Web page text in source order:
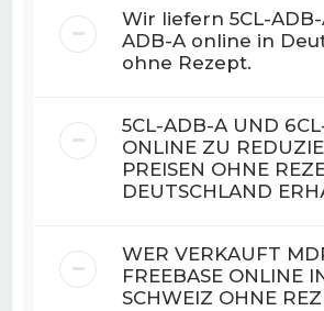
Wir liefern 5CL-
ADB-A online in
ohne Rezept.
5CL-ADB-A UND
ONLINE ZU
PREISEN OHNE
DEUTSCHLAND
WER VERKAUFT
FREEBASE ONLINE
SCHWEIZ OHNE